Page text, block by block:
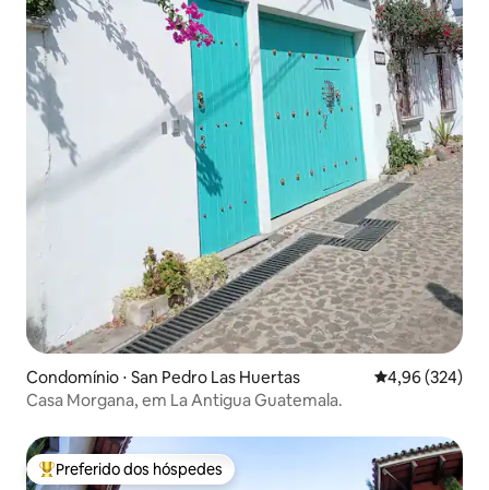
Condomínio ⋅ San Pedro Las Huertas 4,96 de uma
4,96 (324)
Casa Morgana, em La Antigua Guatemala.
Entre os melhores preferidos dos hóspedes
Preferido dos hóspedes